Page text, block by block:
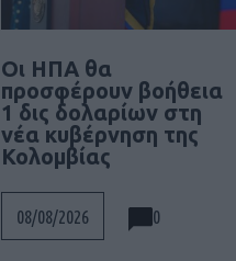
Οι ΗΠΑ θα
προσφέρουν βοήθεια
1 δις δολαρίων στη
νέα κυβέρνηση της
Κολομβίας
08/08/2026 0